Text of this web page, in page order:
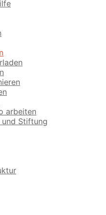
arbeiten
und Stiftung